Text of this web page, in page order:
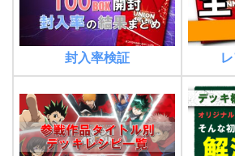
封入率検証